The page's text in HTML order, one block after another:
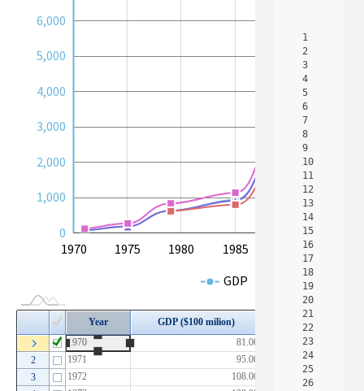
대량 데이터 불러오기
이벤트
Region Events
트리뷰(TREEVIEW)
트리뷰 데이터 모델
트리 구현 - JSON 데이터
트리 구현 - XML 데이터
트리 구현 - CSV 데이터
트리뷰 Lazy Loading 구현
트리뷰 노드 조작하기
트리뷰의 특별한 체크박스
트리뷰에서 추가/수정/삭제
트리뷰 아이콘 컨트롤하기
0
1,000
2,000
3,000
4,000
5,000
6,000
L
1970 1975 1980 1985
2015
GDP
GNI
1
2
3
4
5
6
7
8
9
10
11
12
13
14
15
16
17
18
19
20
21
22
23
24
25
26